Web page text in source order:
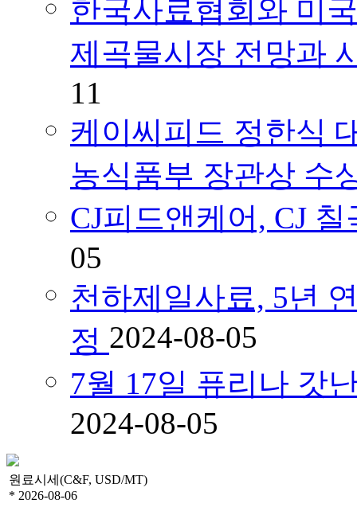
한국사료협회와 미
제곡물시장 전망과
11
케이씨피드 정한식
농식품부 장관상 수
CJ피드앤케어, CJ
05
천하제일사료, 5년
정 2024-08-05
7월 17일 퓨리나 갓
2024-08-05
원료시세(C&F, USD/MT)
* 2026-08-06